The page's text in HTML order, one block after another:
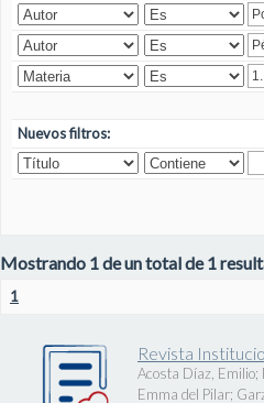
Nuevos filtros:
Mostrando 1 de un total de 1
1
Revista
Acosta Díaz, Emilio;
Emma del Pilar;